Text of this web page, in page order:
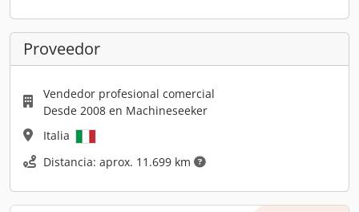
Proveedor
Vendedor profesional comercial
Desde 2008 en Machineseeker
Italia
Distancia: aprox. 11.699 km